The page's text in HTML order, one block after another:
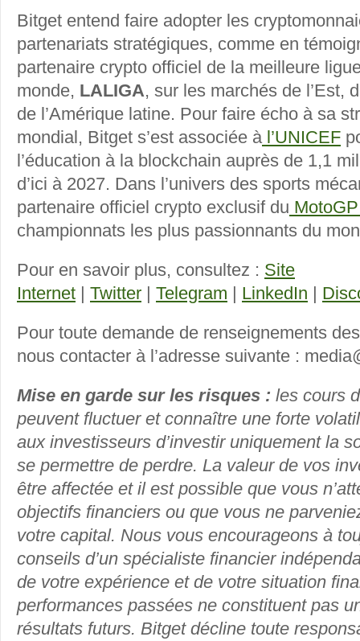
Bitget entend faire adopter les
partenariats stratégiques, comme en
partenaire crypto officiel de la meilleure
monde, LALIGA, sur les marchés de l’Est,
de l’Amérique latine. Pour faire écho à sa
mondial, Bitget s’est associée àl’UNICEF
l’éducation à la blockchain auprès de 1,1
d’ici à 2027. Dans l’univers des sports
partenaire officiel crypto exclusif du
championnats les plus passionnants du
Pour en savoir plus, consultez : Site
Internet | Twitter | Telegram | LinkedIn |
Pour toute demande de renseignements
nous contacter à l’adresse suivante :
Mise en garde sur les risques : les cours
peuvent fluctuer et connaître une forte
aux investisseurs d’investir uniquement la
se permettre de perdre. La valeur de vos
être affectée et il est possible que vous
objectifs financiers ou que vous ne
votre capital. Nous vous encourageons à
conseils d’un spécialiste financier
de votre expérience et de votre situation
performances passées ne constituent pas
résultats futurs. Bitget décline toute